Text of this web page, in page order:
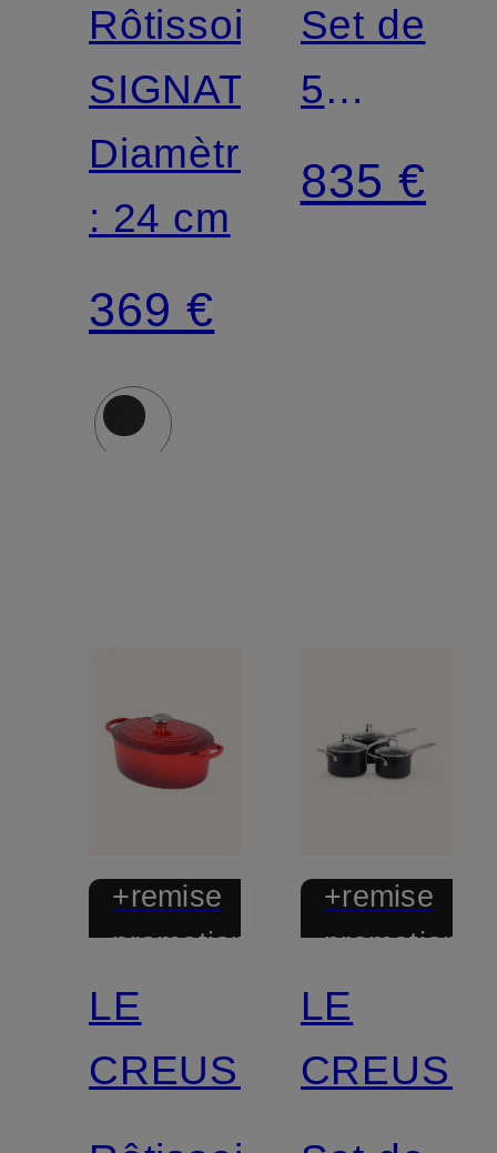
Rôtissoire
SIGNATURE
Diamètre
: 24 cm
369 €
Set de
5
3 PLY
835 €
+remise
promotionnelle
LE
CREUSET
+remise
LE